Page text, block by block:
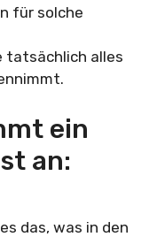
für solche
tatsächlich alles
ein
an:
das, was in den